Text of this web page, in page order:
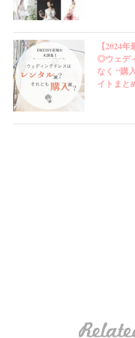
【2024
◎ウェデ
なく “購
イトまと